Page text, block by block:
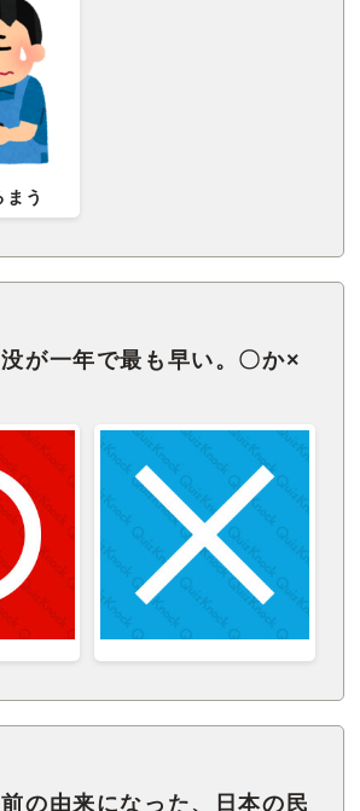
う
が一年で最も早い。〇か×
の由来になった、日本の民